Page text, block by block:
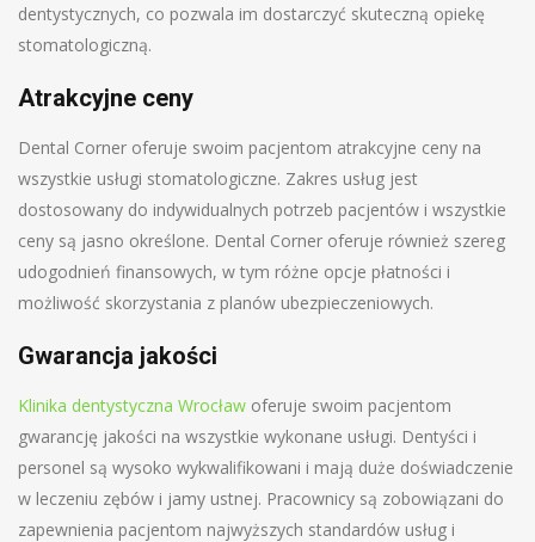
dentystycznych, co pozwala im dostarczyć skuteczną opiekę
stomatologiczną.
Atrakcyjne ceny
Dental Corner oferuje swoim pacjentom atrakcyjne ceny na
wszystkie usługi stomatologiczne. Zakres usług jest
dostosowany do indywidualnych potrzeb pacjentów i wszystkie
ceny są jasno określone. Dental Corner oferuje również szereg
udogodnień finansowych, w tym różne opcje płatności i
możliwość skorzystania z planów ubezpieczeniowych.
Gwarancja jakości
Klinika dentystyczna Wrocław oferuje swoim pacjentom
gwarancję jakości na wszystkie wykonane usługi. Dentyści i
personel są wysoko wykwalifikowani i mają duże doświadczenie
w leczeniu zębów i jamy ustnej. Pracownicy są zobowiązani do
zapewnienia pacjentom najwyższych standardów usług i